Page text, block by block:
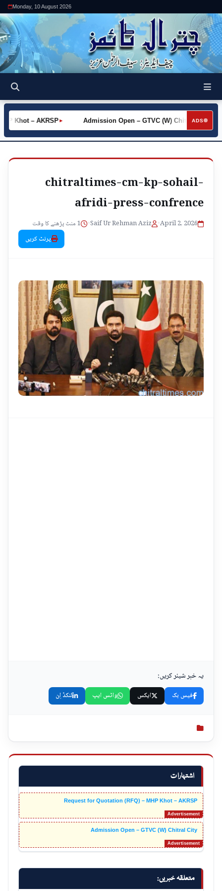
Monday, 10 August 2026
ADS
►
Khot – AKRSP ►
Admission Open – GTVC (W) Chitral City
اشتہارات
Request for Quotation (RFQ) – MHP Khot – AKRSP
Admission Open – GTVC (W) Chitral City
متعلقہ خبریں:
chitraltimes-cm-kp-sohail-
afridi-press-confrence
April 2, 2026
•
Saif Ur Rehman Aziz
•
1 منٹ پڑھنے کا وقت
پرنٹ کریں
یہ خبر شیئر کریں:
فیس بک ایکس واٹس ایپ لنکڈ اِن